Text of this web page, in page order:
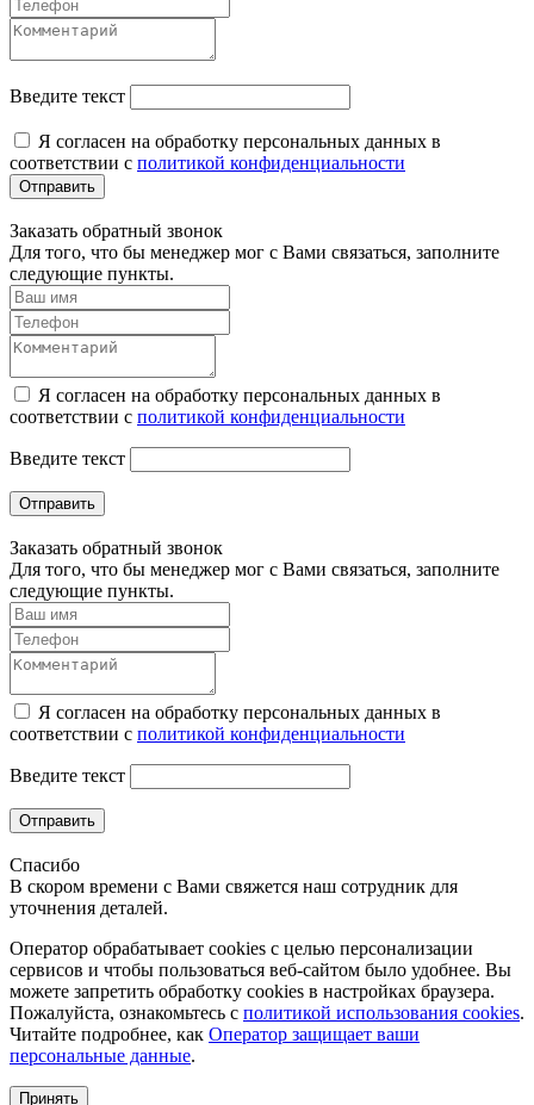
Введите текст
Я согласен на обработку персональных данных в
соответствии с политикой конфиденциальности
Отправить
Заказать обратный звонок
Для того, что бы менеджер мог с Вами связаться, заполните
следующие пункты.
Я согласен на обработку персональных данных в
соответствии с политикой конфиденциальности
Введите текст
Отправить
Заказать обратный звонок
Для того, что бы менеджер мог с Вами связаться, заполните
следующие пункты.
Я согласен на обработку персональных данных в
соответствии с политикой конфиденциальности
Введите текст
Отправить
Спасибо
В скором времени с Вами свяжется наш сотрудник для
уточнения деталей.
Оператор обрабатывает cookies с целью персонализации
сервисов и чтобы пользоваться веб-сайтом было удобнее. Вы
можете запретить обработку сookies в настройках браузера.
Пожалуйста, ознакомьтесь с политикой использования cookies.
Читайте подробнее, как Оператор защищает ваши
персональные данные.
Принять